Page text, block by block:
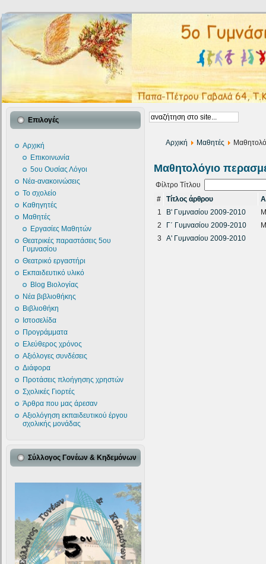
Επιλογές
Αρχική
Επικοινωνία
5ου Ουσίας Λόγοι
Νέα-ανακοινώσεις
Το σχολείο
Καθηγητές
Μαθητές
Εργασίες Μαθητών
Θεατρικές παραστάσεις 5ου
Γυμνασίου
Θεατρικό εργαστήρι
Εκπαιδευτικό υλικό
Blog Βιολογίας
Νέα βιβλιοθήκης
Βιβλιοθήκη
Ιστοσελίδα
Προγράμματα
Ελεύθερος χρόνος
Αξιόλογες συνδέσεις
Διάφορα
Προτάσεις πλοήγησης χρηστών
Σχολικές Γιορτές
Άρθρα που μας άρεσαν
Αξιολόγηση εκπαιδευτικού έργου
σχολικής μονάδας
Σύλλογος Γονέων & Κηδεμόνων
Αρχική Μαθητές
Μαθητολόγιο
Φίλτρο Τίτλου
#
Τίτλος άρθρου
1
Β' Γυμνασίου 2009-2010
2
Γ΄ Γυμνασίου 2009-2010
3
Α' Γυμνασίου 2009-2010